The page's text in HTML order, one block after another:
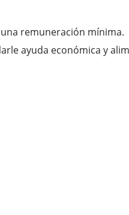
remuneración mínima.
ayuda económica y